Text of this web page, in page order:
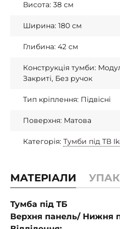
Висота: 38 см
Ширина: 180 см
Глибина: 42 см
Конструкція тумби:
Закриті, Без ручок
Тип кріплення: Підвісні
Поверхня: Матова
Категорія: Тумби під ТВ
МАТЕРІАЛИ
Тумба під ТБ
Верхня панель/ Нижня